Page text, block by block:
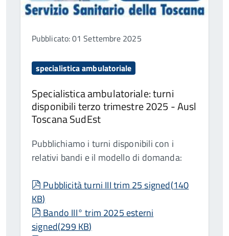
Pubblicato: 01 Settembre 2025
specialistica ambulatoriale
Specialistica ambulatoriale: turni
disponibili terzo trimestre 2025 - Ausl
Toscana SudEst
Pubblichiamo i turni disponibili con i
relativi bandi e il modello di domanda:
pdf
Pubblicità turni III trim 25 signed(140
KB)
pdf
Bando III° trim 2025 esterni
signed(299 KB)